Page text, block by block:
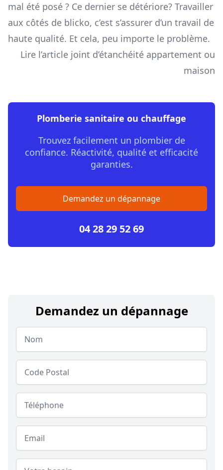
mal été posé ? Ce dernier se détériore? Travailler
aux côtés de blicko, c’est s’assurer d’un travail de
haute qualité. Et cela, peu importe le problème.
Lire l’article joint d’étanchéité appartement ou
maison
Plomberie sanitaire ou chauffage
Trouvez facilement un plombier de
confiance. Réactivité, qualité et efficacité
garanties.
Demandez un dépannage
04 28 29 52 69
Demandez un dépannage
Nom
Code postal
Téléphone
Email
Message